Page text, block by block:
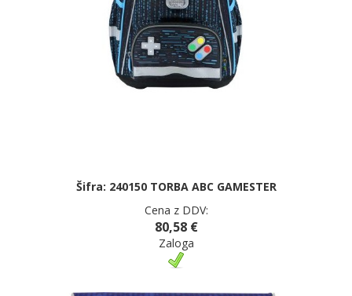
Šifra: 240150 TORBA ABC GAMESTER
Cena z DDV:
80,58 €
Zaloga